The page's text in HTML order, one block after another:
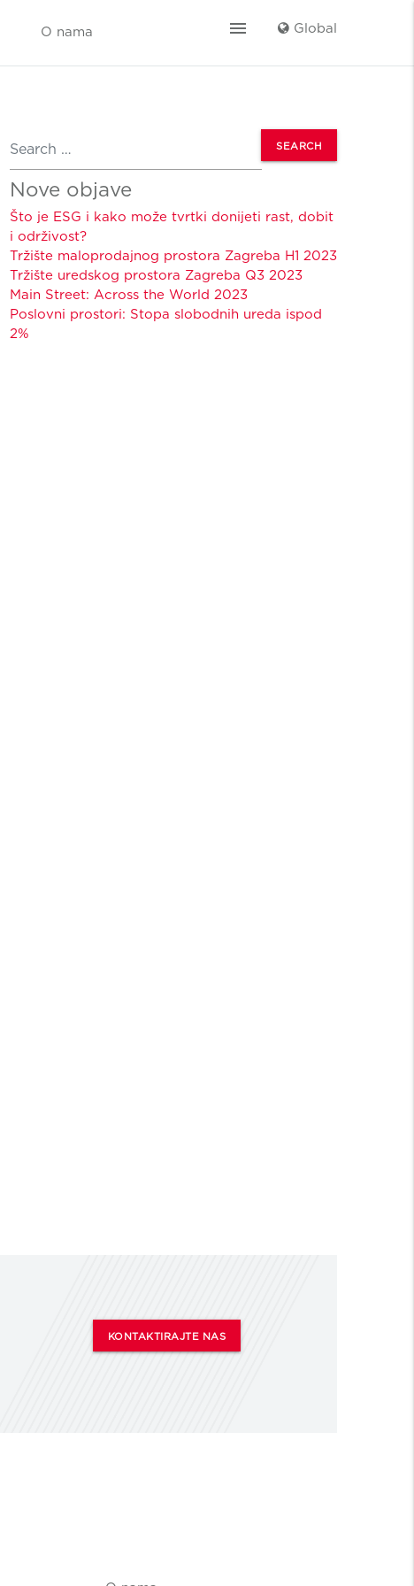
O nama menu Global
Nove objave
Što je ESG i kako može tvrtki donijeti rast, dobit
i održivost?
Tržište maloprodajnog prostora Zagreba H1 2023
Tržište uredskog prostora Zagreba Q3 2023
Main Street: Across the World 2023
Poslovni prostori: Stopa slobodnih ureda ispod
2%
KONTAKTIRAJTE NAS